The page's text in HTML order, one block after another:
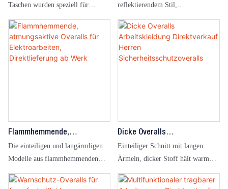
Für Bau- Und
Taschen wurden speziell für
Mitarbeiter in den Bereichen
Mechanik, Bauwesen, Lager und
Instandhaltung entwickelt. Dank
ihrer vielen großen
ganztägigem Tragekomfort und
außergewöhnlicher
Strapazierfähigkeit und sind somit
ideal für die Bestellung von
Mit Hoher Sichtbarkeit
reflektierendem Stil,
Bewegungsfreiheit und
umfassendem Schutz. Es eignet
sich für zahlreiche Szenarien wie
Gebäudebau und Notfallrettung.
Flammhemmende,
Atmungsaktive Overalls Für
Elektroarbeiten,
Die einteiligen und langärmligen
Modelle aus flammhemmenden
Stoffen bieten effektiven Schutz
vor Flammen und gewährleisten so
Dicke Overalls
Arbeitskleidung Direktverkauf
Herren
Einteiliger Schnitt mit langen
Ärmeln, dicker Stoff hält warm
und schränkt die
Bewegungsfreiheit nicht ein.